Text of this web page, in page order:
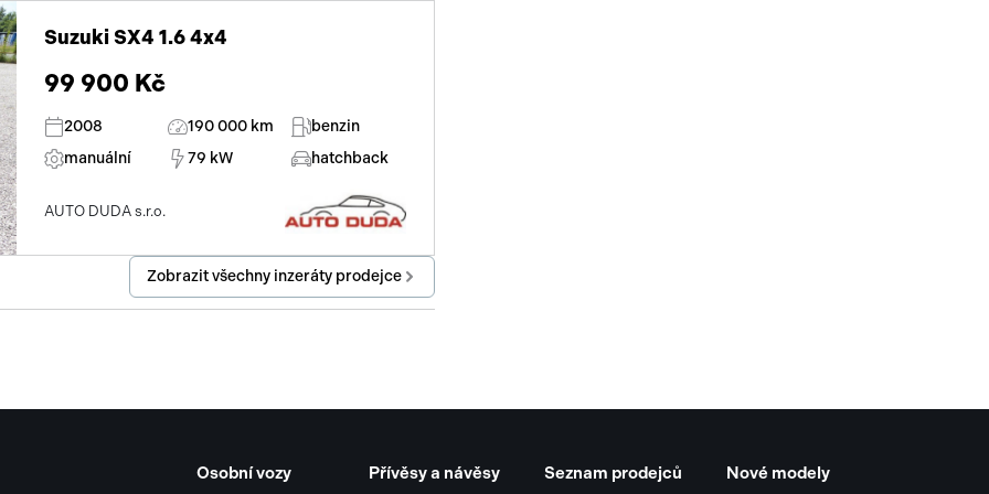
Suzuki SX4 1.6 4x4
99 900 Kč
2008 190 000 km
benzin
manuální
79 kW hatchback
AUTO DUDA s.r.o.
Zobrazit všechny inzeráty prodejce
Osobní vozy Přívěsy a návěsy Seznam prodejců Nové modely